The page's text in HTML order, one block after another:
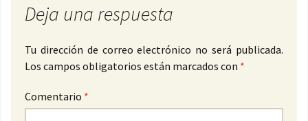
Deja una respuesta
Tu dirección de correo electrónico no será publicada.
Los campos obligatorios están marcados con *
Comentario *